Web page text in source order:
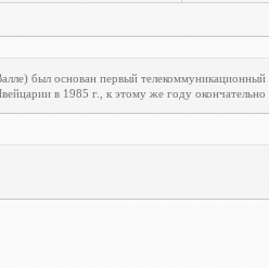
был основан первый
в 1985 г., к этому же году